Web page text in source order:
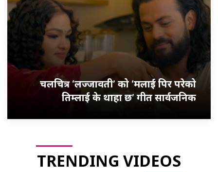
चलचित्र ‘लज्जावती’ को ‘मलाई पिर परेको
तिम्लाई के थाहा छ’ गीत सार्वजनिक
TRENDING VIDEOS